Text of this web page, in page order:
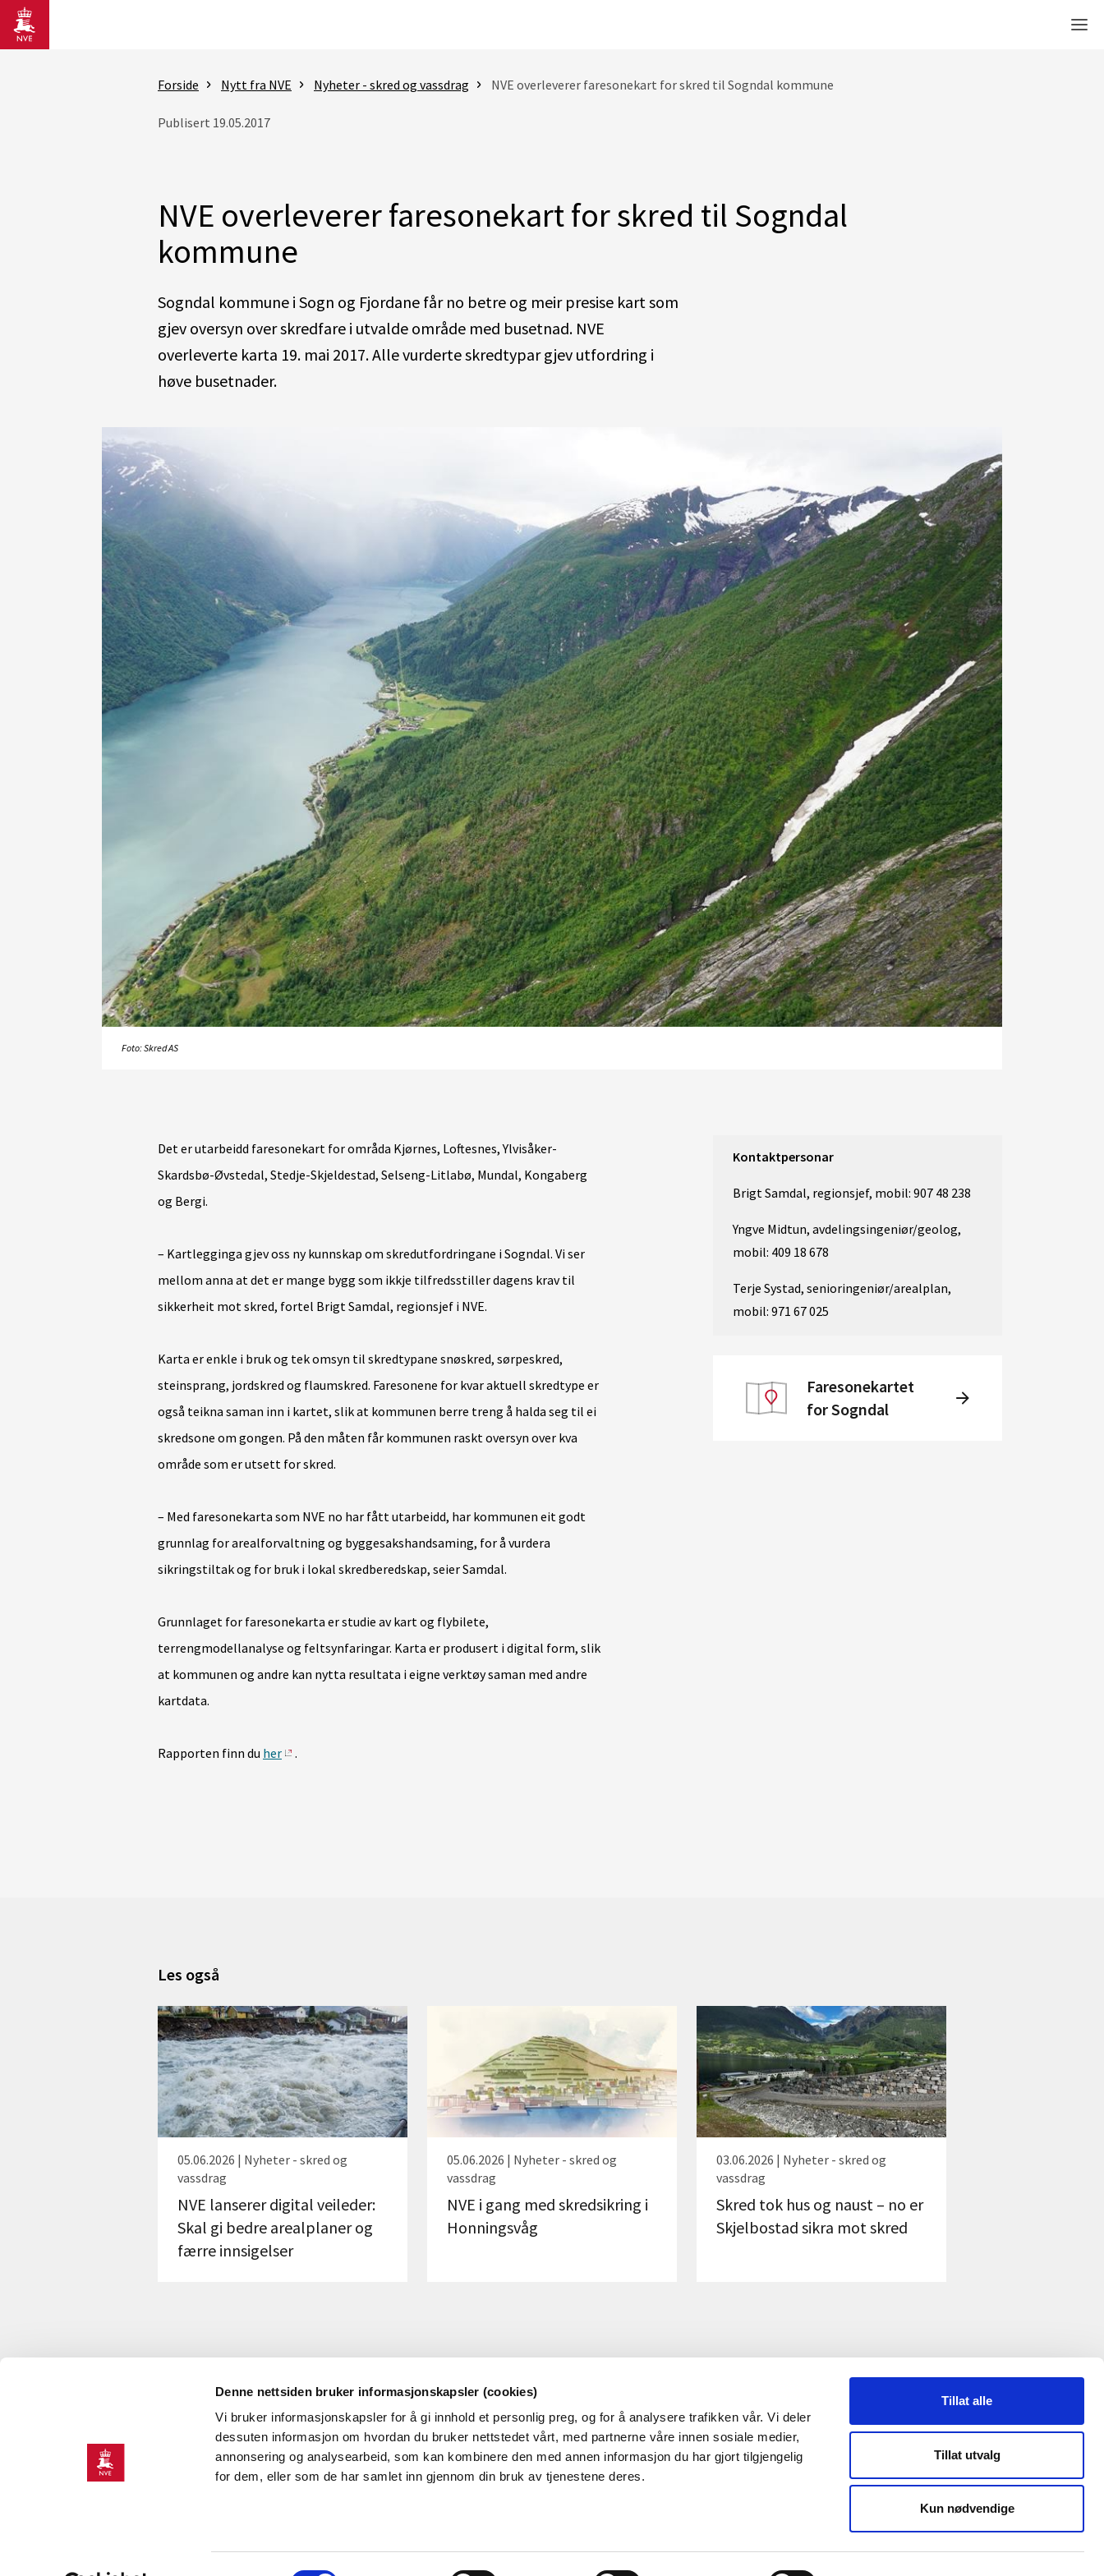
Denne nettsiden bruker informasjonskapsler (cookies)
Vi bruker informasjonskapsler for å gi innhold et personlig preg, og for å analysere trafikken vår. Vi deler
dessuten informasjon om hvordan du bruker nettstedet vårt, med partnerne våre innen sosiale medier,
annonsering og analysearbeid, som kan kombinere den med annen informasjon du har gjort tilgjengelig
for dem, eller som de har samlet inn gjennom din bruk av tjenestene deres.
Tillat alle
Tillat utvalg
Kun nødvendige
Gå til hovedinnhold
Forside Nytt fra NVE Nyheter - skred og vassdrag NVE overleverer faresonekart for skred til Sogndal kommune
Publisert 19.05.2017
NVE overleverer faresonekart for skred til Sogndal
kommune
Sogndal kommune i Sogn og Fjordane får no betre og meir presise kart som
gjev oversyn over skredfare i utvalde område med busetnad. NVE
overleverte karta 19. mai 2017. Alle vurderte skredtypar gjev utfordring i
høve busetnader.
Foto: Skred AS
Det er utarbeidd faresonekart for områda Kjørnes, Loftesnes, Ylvisåker-
Skardsbø-Øvstedal, Stedje-Skjeldestad, Selseng-Litlabø, Mundal, Kongaberg
og Bergi.
– Kartlegginga gjev oss ny kunnskap om skredutfordringane i Sogndal. Vi ser
mellom anna at det er mange bygg som ikkje tilfredsstiller dagens krav til
sikkerheit mot skred, fortel Brigt Samdal, regionsjef i NVE.
Karta er enkle i bruk og tek omsyn til skredtypane snøskred, sørpeskred,
steinsprang, jordskred og flaumskred. Faresonene for kvar aktuell skredtype er
også teikna saman inn i kartet, slik at kommunen berre treng å halda seg til ei
skredsone om gongen. På den måten får kommunen raskt oversyn over kva
område som er utsett for skred.
– Med faresonekarta som NVE no har fått utarbeidd, har kommunen eit godt
grunnlag for arealforvaltning og byggesakshandsaming, for å vurdera
sikringstiltak og for bruk i lokal skredberedskap, seier Samdal.
Grunnlaget for faresonekarta er studie av kart og flybilete,
terrengmodellanalyse og feltsynfaringar. Karta er produsert i digital form, slik
at kommunen og andre kan nytta resultata i eigne verktøy saman med andre
kartdata.
Rapporten finn du her .
Kontaktpersonar
Brigt Samdal, regionsjef, mobil: 907 48 238
Yngve Midtun, avdelingsingeniør/geolog,
mobil: 409 18 678
Terje Systad, senioringeniør/arealplan,
mobil: 971 67 025
Faresonekartet
for Sogndal
Les også
05.06.2026 | Nyheter - skred og
vassdrag
NVE lanserer digital veileder:
Skal gi bedre arealplaner og
færre innsigelser
05.06.2026 | Nyheter - skred og
vassdrag
NVE i gang med skredsikring i
Honningsvåg
03.06.2026 | Nyheter - skred og
vassdrag
Skred tok hus og naust – no er
Skjelbostad sikra mot skred
KONTAKT OSS OM NVE
Om NVE
Kalender
OM NETTSTEDET
Personvern og cookies
RME
Reguleringsmyndigheten